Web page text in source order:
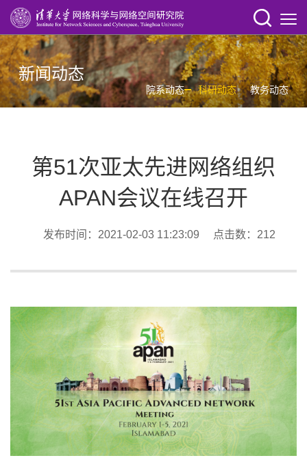
新闻动态
院系动态 科研动态 教务动态
第51次亚太先进网络组织
APAN会议在线召开
发布时间：2021-02-03 11:23:09 点击数： 212